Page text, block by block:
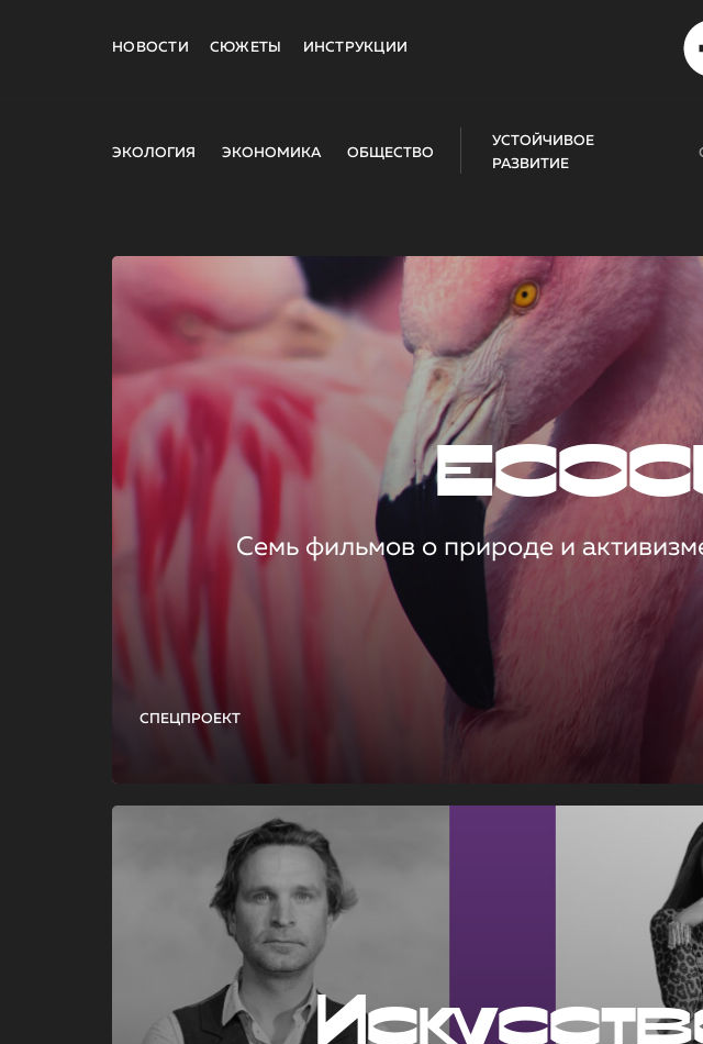
НОВОСТИ СЮЖЕТЫ ИНСТРУКЦИИ
ЭКОЛОГИЯ ЭКОНОМИКА ОБЩЕСТВО
УСТОЙЧИВОЕ
РАЗВИТИЕ
СПЕЦПРОЕКТ
Семь фильмов о природе и